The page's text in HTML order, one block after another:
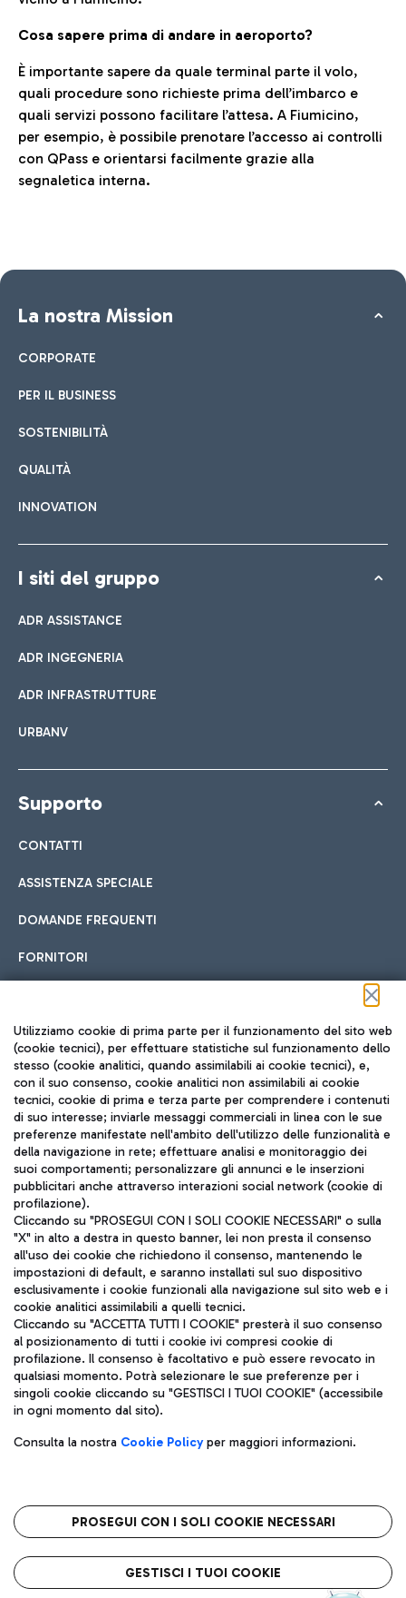
Cosa sapere prima di andare in aeroporto?
È importante sapere da quale terminal parte il volo,
quali procedure sono richieste prima dell’imbarco e
quali servizi possono facilitare l’attesa. A Fiumicino,
per esempio, è possibile prenotare l’accesso ai controlli
con QPass e orientarsi facilmente grazie alla
segnaletica interna.
La nostra Mission
CORPORATE
PER IL BUSINESS
SOSTENIBILITÀ
QUALITÀ
INNOVATION
I siti del gruppo
ADR ASSISTANCE
ADR INGEGNERIA
ADR INFRASTRUTTURE
URBANV
Supporto
CONTATTI
ASSISTENZA SPECIALE
DOMANDE FREQUENTI
FORNITORI
Seguici sui social
TRAVEL JOURNAL
ITA
Aeroporti di Roma S.p.A. - Società soggetta a direzione e
coordinamento di Mundys S.p.A.
Codice fiscale e Registro delle Imprese di Roma 13032990155 P.
IVA 06572251004
Capitale sociale 62.224.743,00 int. vers.
Sede legale: Via Pier Paolo Racchetti 1 - 00054 Fiumicino (RM)
telefono +39 06 65951
Privacy policy
Note legali
Roma FCO
L'aeroporto stellato
Utilizziamo cookie di prima parte per il funzionamento del sito web
(cookie tecnici), per effettuare statistiche sul funzionamento dello
stesso (cookie analitici, quando assimilabili ai cookie tecnici), e,
con il suo consenso, cookie analitici non assimilabili ai cookie
tecnici, cookie di prima e terza parte per comprendere i contenuti
di suo interesse; inviarle messaggi commerciali in linea con le sue
preferenze manifestate nell'ambito dell'utilizzo delle funzionalità e
della navigazione in rete; effettuare analisi e monitoraggio dei
suoi comportamenti; personalizzare gli annunci e le inserzioni
pubblicitari anche attraverso interazioni social network (cookie di
profilazione).
Cliccando su "PROSEGUI CON I SOLI COOKIE NECESSARI" o sulla
"X" in alto a destra in questo banner, lei non presta il consenso
all'uso dei cookie che richiedono il consenso, mantenendo le
impostazioni di default, e saranno installati sul suo dispositivo
esclusivamente i cookie funzionali alla navigazione sul sito web e i
cookie analitici assimilabili a quelli tecnici.
Cliccando su "ACCETTA TUTTI I COOKIE" presterà il suo consenso
al posizionamento di tutti i cookie ivi compresi cookie di
profilazione. Il consenso è facoltativo e può essere revocato in
qualsiasi momento. Potrà selezionare le sue preferenze per i
singoli cookie cliccando su "GESTISCI I TUOI COOKIE" (accessibile
in ogni momento dal sito).
Consulta la nostra Cookie Policyper maggiori informazioni.
PROSEGUI CON I SOLI COOKIE NECESSARI
GESTISCI I TUOI COOKIE